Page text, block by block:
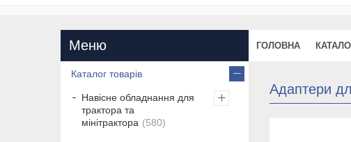
ГОЛОВНА
Адаптери
Каталог товарів
Навісне обладнання для
трактора та
мінітрактора
580